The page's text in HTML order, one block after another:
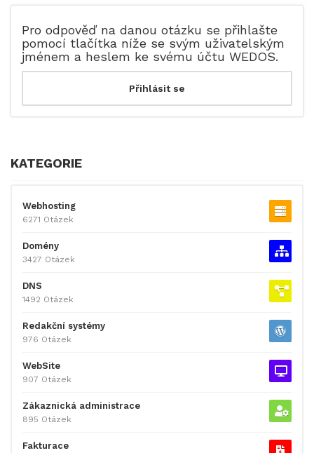
Pro odpověď na danou otázku se přihlašte
pomocí tlačítka níže se svým uživatelským
jménem a heslem ke svému účtu WEDOS.
KATEGORIE
Webhosting
6271 Otázek
Domény
3427 Otázek
DNS
1492 Otázek
Redakční systémy
976 Otázek
WebSite
907 Otázek
Zákaznická administrace
895 Otázek
Fakturace